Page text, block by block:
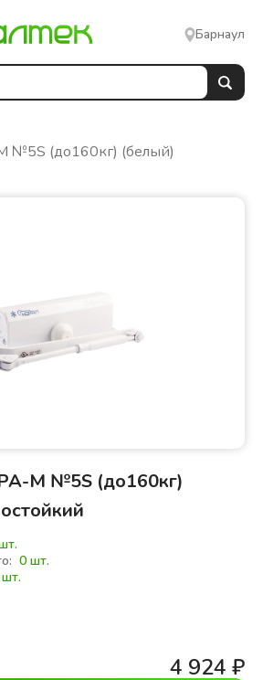
Барнаул
(до160кг) (белый)
М №5S (до160кг)
0 шт.
4 924 ₽